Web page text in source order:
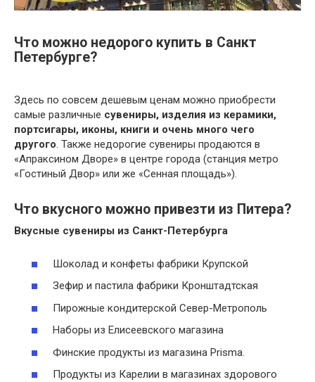
Что можно недорого купить в Санкт
Петербурге?
Здесь по совсем дешевым ценам можно приобрести
самые различные сувениры, изделия из керамики,
портсигары, иконы, книги и очень много чего
другого. Также недорогие сувениры продаются в
«Апраксином Дворе» в центре города (станция метро
«Гостиный Двор» или же «Сенная площадь»).
Что вкусного можно привезти из Питера?
Вкусные сувениры из Санкт-Петербурга
Шоколад и конфеты фабрики Крупской
Зефир и пастила фабрики Кронштадтская
Пирожные кондитерской Север-Метрополь
Наборы из Елисеевского магазина
Финские продукты из магазина Prisma.
Продукты из Карелии в магазинах здорового